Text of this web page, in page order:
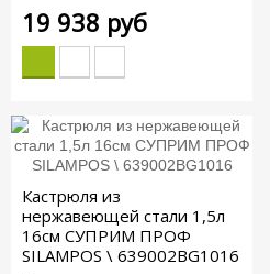
19 938 руб
Кастрюля из
нержавеющей стали 1,5л
16см СУПРИМ ПРОФ
SILAMPOS \ 639002BG1016